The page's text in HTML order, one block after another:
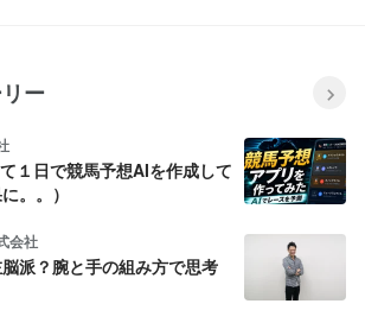
ー
１日で競馬予想AIを作成して
。。）
会社
派？腕と手の組み方で思考